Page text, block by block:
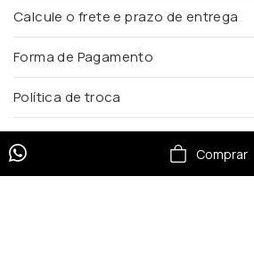
Calcule o frete e prazo de entrega
Forma de Pagamento
Política de troca
Comprar